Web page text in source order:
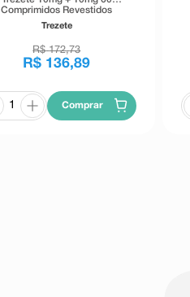
Comprimidos Revestidos
Trezete
R$ 172,73
R$ 136,89
Comprar